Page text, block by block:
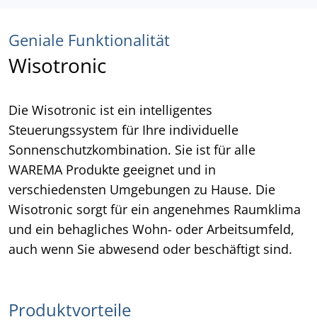
Geniale Funktionalität
Wisotronic
Die Wisotronic ist ein intelligentes
Steuerungssystem für Ihre individuelle
Sonnenschutzkombination. Sie ist für alle
WAREMA Produkte geeignet und in
verschiedensten Umgebungen zu Hause. Die
Wisotronic sorgt für ein angenehmes Raumklima
und ein behagliches Wohn- oder Arbeitsumfeld,
auch wenn Sie abwesend oder beschäftigt sind.
Produktvorteile